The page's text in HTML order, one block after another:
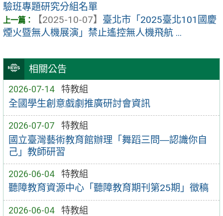
相關公告
2026-07-14 特教組
全國學生創意戲劇推廣研討會資訊
2026-07-07 特教組
國立臺灣藝術教育館辦理「舞蹈三問―認識你自
己」教師研習
2026-06-04 特教組
聽障教育資源中心「聽障教育期刊第25期」徵稿
2026-06-04 特教組
驗班專題研究分組名單
【2025-10-07】 臺北市「2025臺北101國慶
煙火暨無人機展演」禁止遙控無人機飛航 ...